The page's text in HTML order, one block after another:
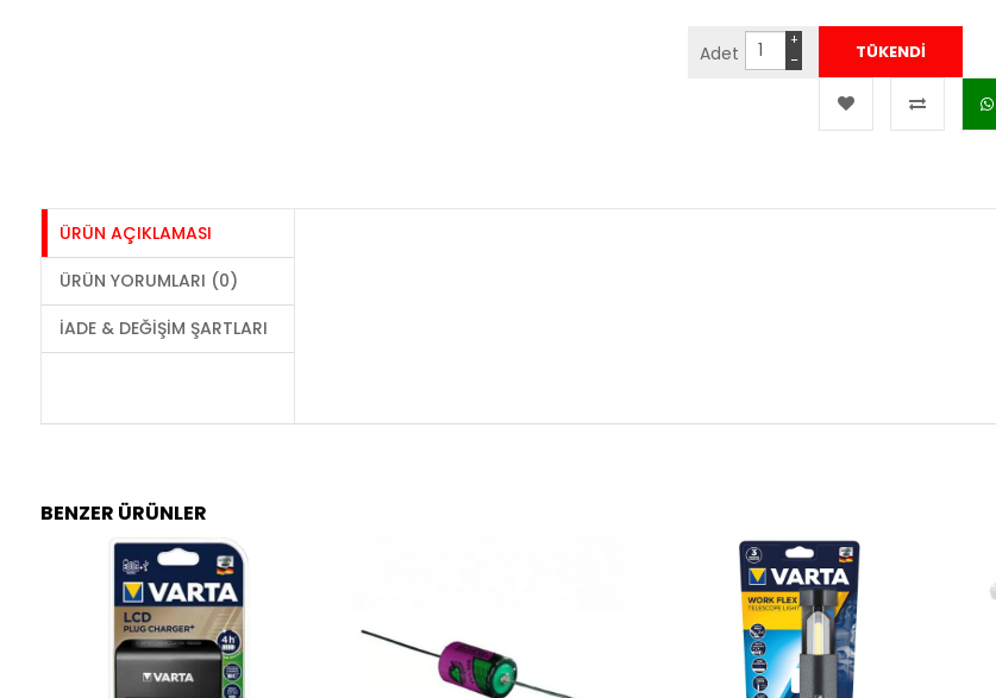
Adet −
+
ÜRÜN AÇIKLAMASI
ÜRÜN YORUMLARI (0)
İADE & DEĞIŞIM ŞARTLARI
BENZER ÜRÜNLER